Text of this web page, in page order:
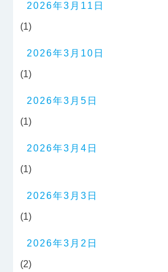
2026年3月11日
(1)
2026年3月10日
(1)
2026年3月5日
(1)
2026年3月4日
(1)
2026年3月3日
(1)
2026年3月2日
(2)